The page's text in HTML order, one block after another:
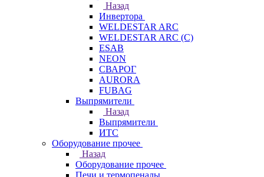
Назад
Инвертора
WELDESTAR ARC
WELDESTAR ARC (С)
ESAB
NEON
СВАРОГ
AURORA
FUBAG
Выпрямители
Назад
Выпрямители
ИТС
Оборудование прочее
Назад
Оборудование прочее
Печи и термопеналы